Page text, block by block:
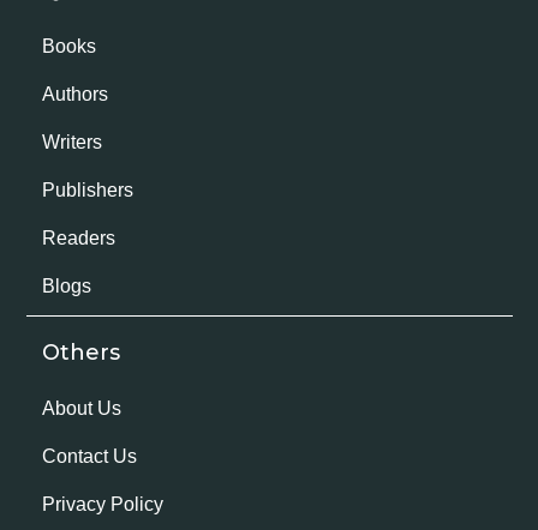
Books
Authors
Writers
Publishers
Readers
Blogs
Others
About Us
Contact Us
Privacy Policy